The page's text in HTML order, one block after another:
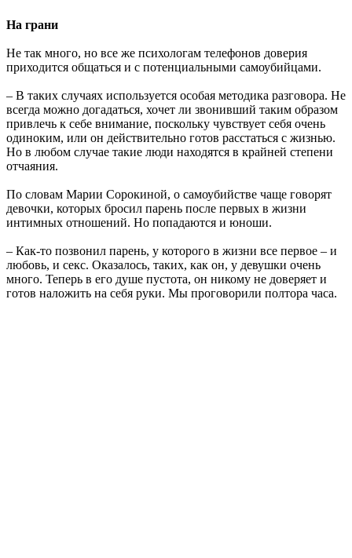
На грани
Не так много, но все же психологам телефонов доверия
приходится общаться и с потенциальными самоубийцами.
– В таких случаях используется особая методика разговора. Не
всегда можно догадаться, хочет ли звонивший таким образом
привлечь к себе внимание, поскольку чувствует себя очень
одиноким, или он действительно готов расстаться с жизнью.
Но в любом случае такие люди находятся в крайней степени
отчаяния.
По словам Марии Сорокиной, о самоубийстве чаще говорят
девочки, которых бросил парень после первых в жизни
интимных отношений. Но попадаются и юноши.
– Как-то позвонил парень, у которого в жизни все первое – и
любовь, и секс. Оказалось, таких, как он, у девушки очень
много. Теперь в его душе пустота, он никому не доверяет и
готов наложить на себя руки. Мы проговорили полтора часа.